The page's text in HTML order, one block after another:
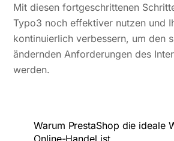
Mit diesen fortgeschrittenen
Typo3 noch effektiver nutzen und
kontinuierlich verbessern, um den
ändernden Anforderungen des
werden.
Warum PrestaShop die ideale
Online-Handel ist